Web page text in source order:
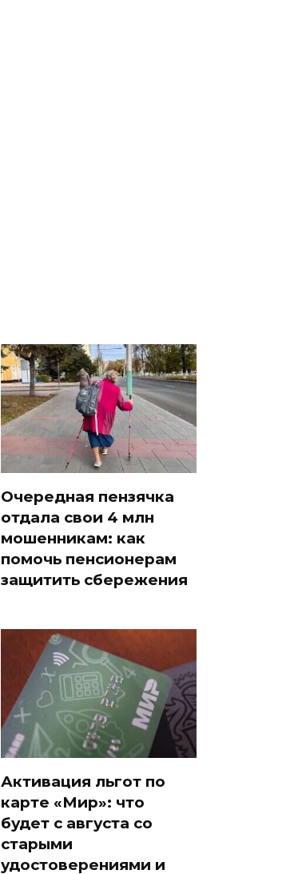
Очередная пензячка
отдала свои 4 млн
мошенникам: как
помочь пенсионерам
защитить сбережения
Активация льгот по
карте «Мир»: что
будет с августа со
старыми
удостоверениями и